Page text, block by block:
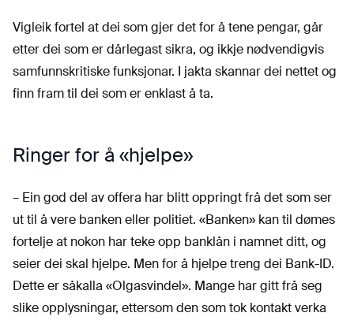
Vigleik fortel at dei som gjer det for å tene pengar, går
etter dei som er dårlegast sikra, og ikkje nødvendigvis
samfunnskritiske funksjonar. I jakta skannar dei nettet og
finn fram til dei som er enklast å ta.
Ringer for å «hjelpe»
– Ein god del av offera har blitt oppringt frå det som ser
ut til å vere banken eller politiet. «Banken» kan til dømes
fortelje at nokon har teke opp banklån i namnet ditt, og
seier dei skal hjelpe. Men for å hjelpe treng dei Bank-ID.
Dette er såkalla «Olgasvindel». Mange har gitt frå seg
slike opplysningar, ettersom den som tok kontakt verka